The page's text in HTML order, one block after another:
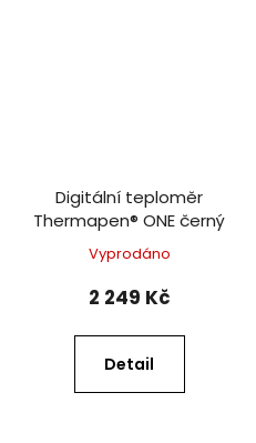
Digitální teploměr
Thermapen® ONE černý
Vyprodáno
2 249 Kč
Detail